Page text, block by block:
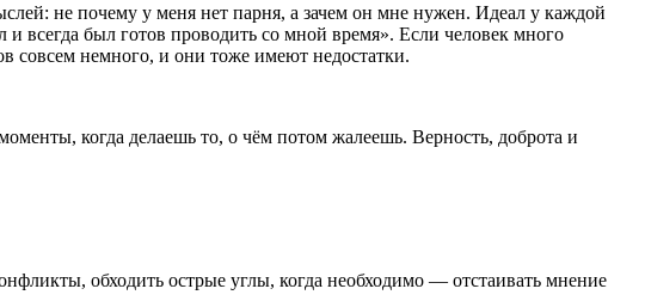
не почему у меня нет парня, а зачем он мне нужен. Идеал у каждой
всегда был готов проводить со мной время». Если человек много
совсем немного, и они тоже имеют недостатки.
когда делаешь то, о чём потом жалеешь. Верность, доброта и
обходить острые углы, когда необходимо — отстаивать мнение